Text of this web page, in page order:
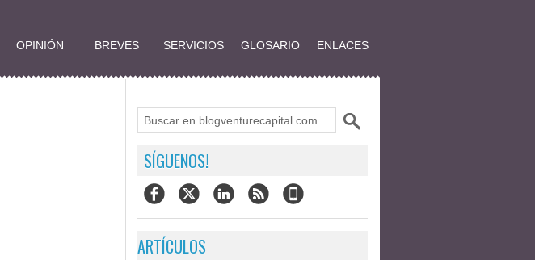
OPINIÓN BREVES SERVICIOS GLOSARIO ENLACES
SÍGUENOS!
ARTÍCULOS